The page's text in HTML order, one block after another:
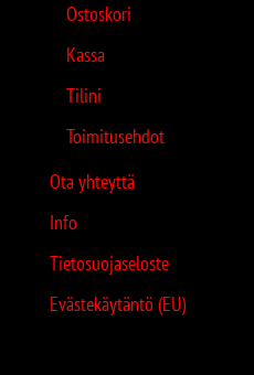
Ostoskori
Kassa
Tilini
Toimitusehdot
Ota yhteyttä
Info
Tietosuojaseloste
Evästekäytäntö (EU)